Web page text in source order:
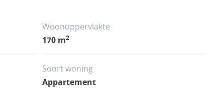
verlichtingssysteem. IST-01545
Woonoppervlakte
170 m2
Soort woning
Appartement